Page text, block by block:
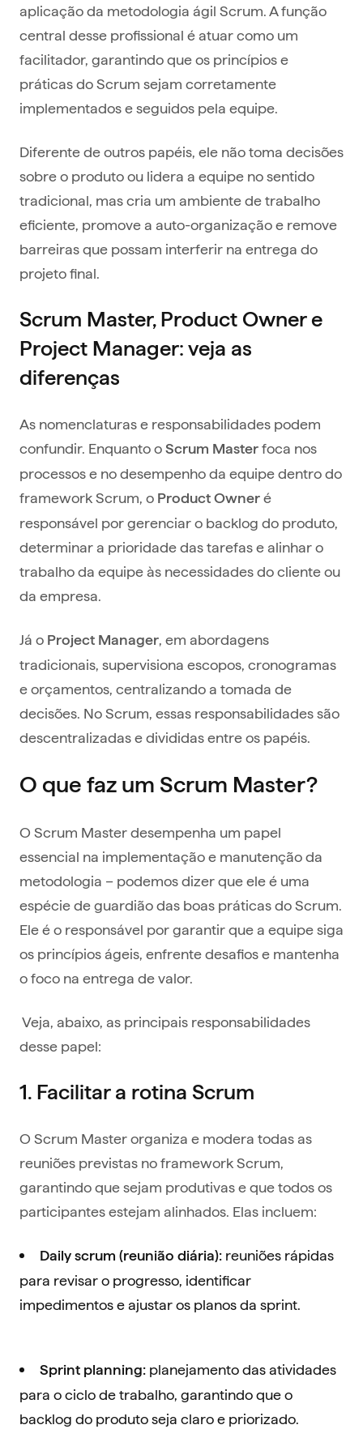
aplicação da metodologia ágil Scrum. A função
central desse profissional é atuar como um
facilitador, garantindo que os princípios e
práticas do Scrum sejam corretamente
implementados e seguidos pela equipe.
Diferente de outros papéis, ele não toma decisões
sobre o produto ou lidera a equipe no sentido
tradicional, mas cria um ambiente de trabalho
eficiente, promove a auto-organização e remove
barreiras que possam interferir na entrega do
projeto final.
Scrum Master, Product Owner e
Project Manager: veja as
diferenças
As nomenclaturas e responsabilidades podem
confundir. Enquanto o Scrum Master foca nos
processos e no desempenho da equipe dentro do
framework Scrum, o Product Owner é
responsável por gerenciar o backlog do produto,
determinar a prioridade das tarefas e alinhar o
trabalho da equipe às necessidades do cliente ou
da empresa.
Já o Project Manager, em abordagens
tradicionais, supervisiona escopos, cronogramas
e orçamentos, centralizando a tomada de
decisões. No Scrum, essas responsabilidades são
descentralizadas e divididas entre os papéis.
O que faz um Scrum Master?
O Scrum Master desempenha um papel
essencial na implementação e manutenção da
metodologia – podemos dizer que ele é uma
espécie de guardião das boas práticas do Scrum.
Ele é o responsável por garantir que a equipe siga
os princípios ágeis, enfrente desafios e mantenha
o foco na entrega de valor.
Veja, abaixo, as principais responsabilidades
desse papel:
1. Facilitar a rotina Scrum
O Scrum Master organiza e modera todas as
reuniões previstas no framework Scrum,
garantindo que sejam produtivas e que todos os
participantes estejam alinhados. Elas incluem:
Daily scrum (reunião diária): reuniões rápidas
para revisar o progresso, identificar
impedimentos e ajustar os planos da sprint.
Sprint planning: planejamento das atividades
para o ciclo de trabalho, garantindo que o
backlog do produto seja claro e priorizado.